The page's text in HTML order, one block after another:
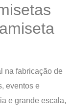
na fabricação de
eventos e
e grande escala,